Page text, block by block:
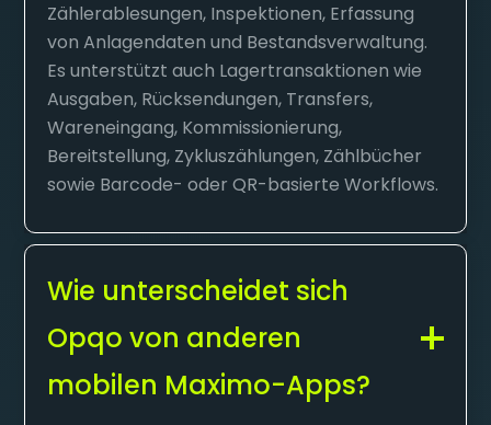
Zählerablesungen, Inspektionen, Erfassung
von Anlagendaten und Bestandsverwaltung.
Es unterstützt auch Lagertransaktionen wie
Ausgaben, Rücksendungen, Transfers,
Wareneingang, Kommissionierung,
Bereitstellung, Zykluszählungen, Zählbücher
sowie Barcode- oder QR-basierte Workflows.
Wie unterscheidet sich
Opqo von anderen
mobilen Maximo-Apps?